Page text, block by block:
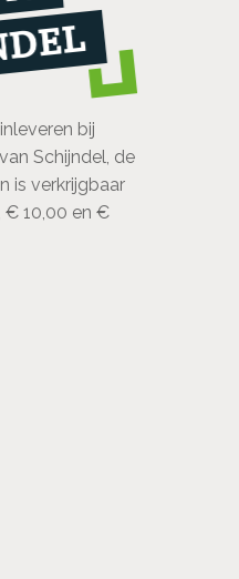
bij
Schijndel, de
is verkrijgbaar
€ 10,00 en €